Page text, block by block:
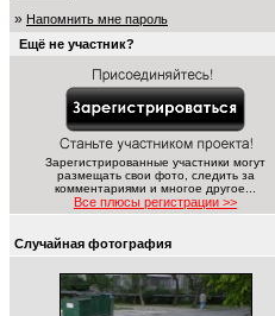
» Напомнить мне пароль
Ещё не участник?
Зарегистрированные участники могут
размещать свои фото, следить за
комментариями и многое другое...
Все плюсы регистрации >>
Случайная фотография